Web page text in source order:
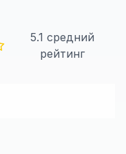
5.1 средний
рейтинг